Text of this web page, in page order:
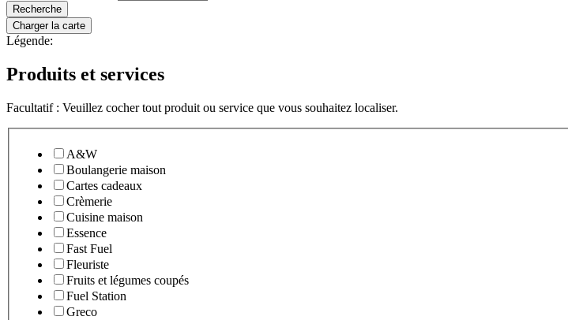
Légende:
Produits et services
Facultatif : Veuillez cocher tout produit ou service que vous souhaitez localiser.
checkboxes
locations
service
type
A&W
Boulangerie maison
Cartes cadeaux
Crèmerie
Cuisine maison
Essence
Fast Fuel
Fleuriste
Fruits et légumes coupés
Fuel Station
Greco